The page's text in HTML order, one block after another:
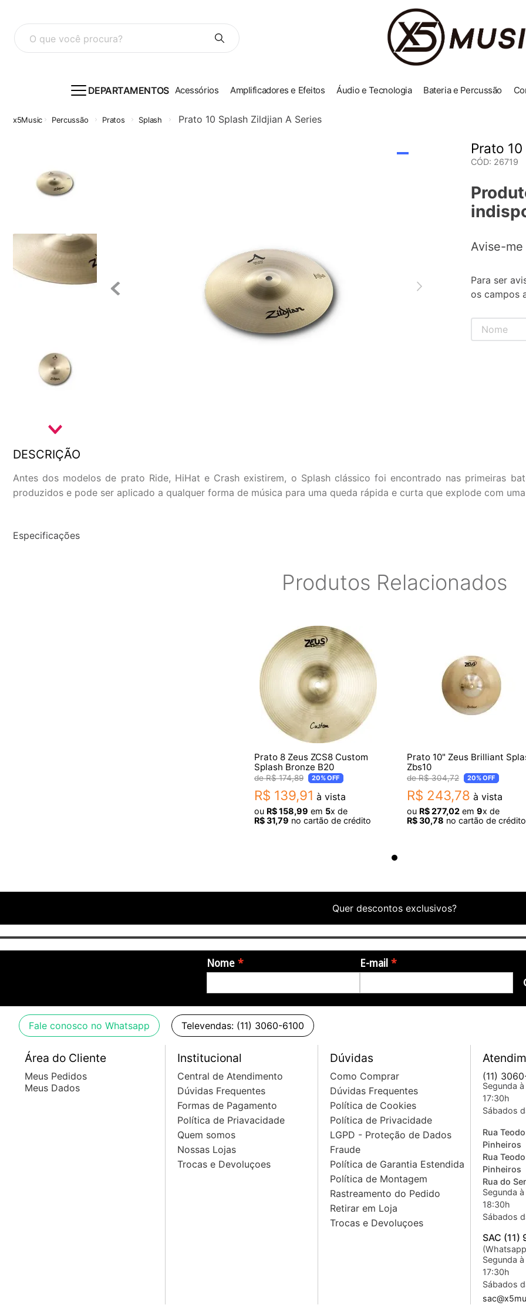
O que você procura?
DEPARTAMENTOS Acessórios Amplificadores e Efeitos Áudio e Tecnologia Bateria e Percussão
Percussão Pratos Splash Prato 10 Splash Zildjian A Series
Prato
CÓD: 26719
Avise-me
Para ser
os campos
DESCRIÇÃO
Antes dos modelos de prato Ride, HiHat e Crash existirem, o Splash clássico foi encontrado nas primeiras
produzidos e pode ser aplicado a qualquer forma de música para uma queda rápida e curta que explode com
Especificações
Produtos Relacionados
Prato 8 Zeus ZCS8 Custom
Splash Bronze B20
R$ 174,89 20%OFF
R$ 139,91 à vista
ou R$158,99 em 5x de
R$31,79 no cartão de crédito
Prato 10" Zeus Brilliant
Zbs10
R$ 304,72 20%OFF
R$ 243,78 à vista
ou R$277,02 em 9x de
R$30,78 no cartão de crédito
Quer descontos exclusivos?
Nome E-mail
Fale conosco no Whatsapp Televendas: (11) 3060-6100
Área do Cliente
Meus Pedidos
Meus Dados
Institucional
Central de Atendimento
Dúvidas Frequentes
Formas de Pagamento
Política de Priavacidade
Quem somos
Nossas Lojas
Trocas e Devoluçoes
Dúvidas
Como Comprar
Dúvidas Frequentes
Política de Cookies
Política de Privacidade
LGPD - Proteção de Dados
Fraude
Política de Garantia Estendida
Política de Montagem
Rastreamento do Pedido
Retirar em Loja
Trocas e Devoluçoes
(11)
Segunda
17:30h
Sábados
Rua
Pinheiros
Rua
Pinheiros
Rua do
Segunda
18:30h
Sábados
SAC (11)
Segunda
17:30h
Sábados